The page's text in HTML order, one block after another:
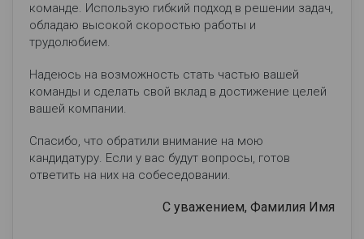
команде. Использую гибкий подход в решении задач,
обладаю высокой скоростью работы и
трудолюбием.
Надеюсь на возможность стать частью вашей
команды и сделать свой вклад в достижение целей
вашей компании.
Спасибо, что обратили внимание на мою
кандидатуру. Если у вас будут вопросы, готов
ответить на них на собеседовании.
С уважением, Фамилия Имя